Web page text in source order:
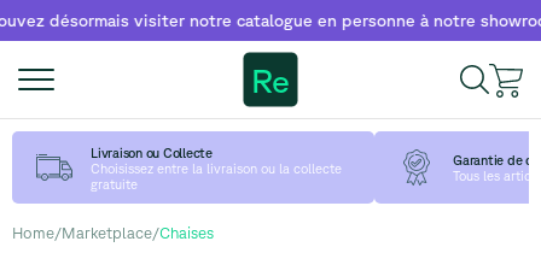
visiter notre catalogue en personne à notre showroom!
Re
Livraison ou Collecte
Choisissez entre la livraison ou la collecte
gratuite
Garantie de
Tous les
Home/Marketplace/Chaises